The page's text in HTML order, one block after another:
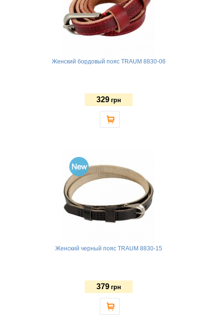
Женский бордовый пояс TRAUM 8830-06
329 грн
Женский черный пояс TRAUM 8830-15
379 грн